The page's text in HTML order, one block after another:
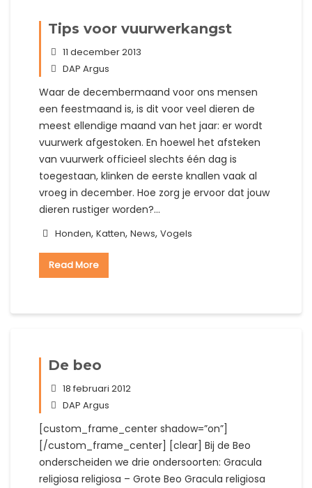
Tips voor vuurwerkangst
11 december 2013
DAP Argus
Waar de decembermaand voor ons mensen
een feestmaand is, is dit voor veel dieren de
meest ellendige maand van het jaar: er wordt
vuurwerk afgestoken. En hoewel het afsteken
van vuurwerk officieel slechts één dag is
toegestaan, klinken de eerste knallen vaak al
vroeg in december. Hoe zorg je ervoor dat jouw
dieren rustiger worden?…
Honden, Katten, News, Vogels
Read More
De beo
18 februari 2012
DAP Argus
[custom_frame_center shadow=”on”]
[/custom_frame_center] [clear] Bij de Beo
onderscheiden we drie ondersoorten: Gracula
religiosa religiosa – Grote Beo Gracula religiosa